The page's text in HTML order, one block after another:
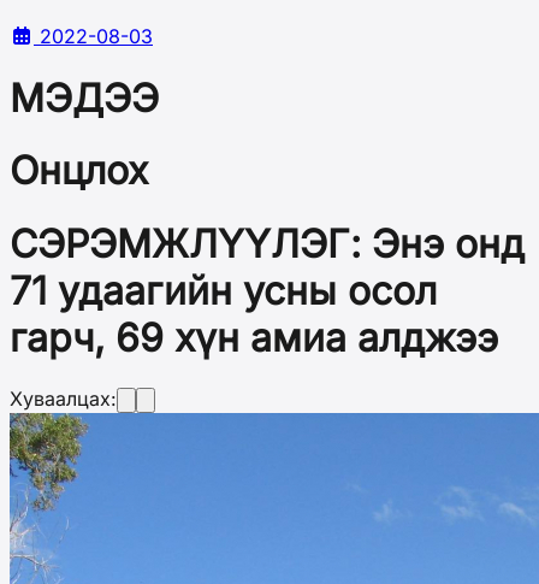
2022-08-03
МЭДЭЭ
Онцлох
СЭРЭМЖЛҮҮЛЭГ: Энэ онд
71 удаагийн усны осол
гарч, 69 хүн амиа алджээ
Хуваалцах: